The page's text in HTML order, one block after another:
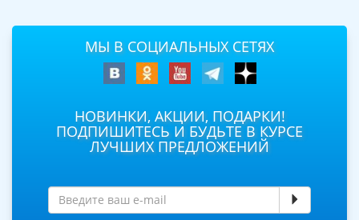
МЫ В СОЦИАЛЬНЫХ СЕТЯХ
НОВИНКИ, АКЦИИ, ПОДАРКИ!
ПОДПИШИТЕСЬ И БУДЬТЕ В КУРСЕ
ЛУЧШИХ ПРЕДЛОЖЕНИЙ